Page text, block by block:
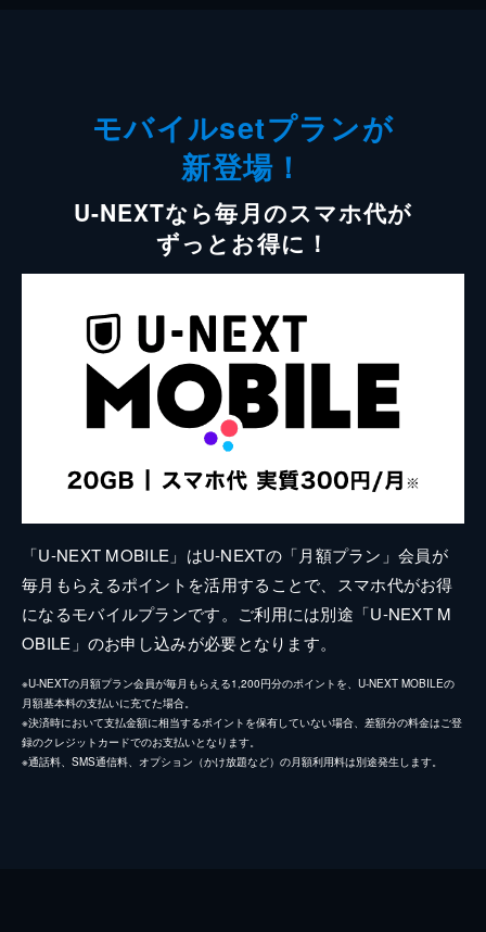
モバイルsetプランが
新登場！
U-NEXTなら毎月のスマホ代が
ずっとお得に！
「U-NEXT MOBILE」はU-NEXTの「月額プラン」会員が
毎月もらえるポイントを活用することで、スマホ代がお得
になるモバイルプランです。ご利用には別途「U-NEXT M
OBILE」のお申し込みが必要となります。
※U-NEXTの月額プラン会員が毎月もらえる1,200円分のポイントを、U-NEXT MOBILEの
月額基本料の支払いに充てた場合。
※決済時において支払金額に相当するポイントを保有していない場合、差額分の料金はご登
録のクレジットカードでのお支払いとなります。
※通話料、SMS通信料、オプション（かけ放題など）の月額利用料は別途発生します。